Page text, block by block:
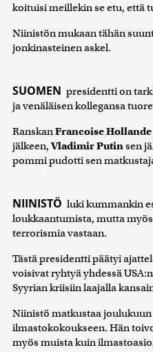
koituisi meillekin se etu, että
Niinistön mukaan tähän
jonkinasteinen askel.
SUOMEN presidentti on
ja venäläisen kollegansa
RanskanFrancoise Hollande
jälkeen,Vladimir Putinsen
pommi pudotti sen
NIINISTÖ luki kummankin
loukkaantumista, mutta
terrorismia vastaan.
Tästä presidentti päätyi
voisivat ryhtyä yhdessä
Syyrian kriisiin laajalla
Niinistö matkustaa joulukuun
ilmastokokoukseen. Hän
myös muista kuin